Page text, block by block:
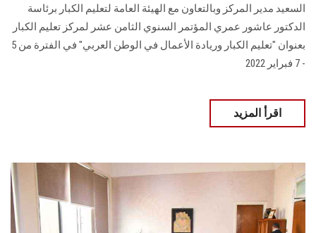
السعيد مدير المركز وبالتعاون مع الهيئة العامة لتعليم الكبار برئاسة
الدكتور عاشور عمري المؤتمر السنوي الثامن عشر لمركز تعليم الكبار
بعنوان "تعليم الكبار وريادة الأعمال في الوطن العربي" في الفترة من 5
- 7 فبراير 2022
اقرأ المزيد